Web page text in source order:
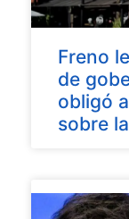
Freno
de
obligó
sobre